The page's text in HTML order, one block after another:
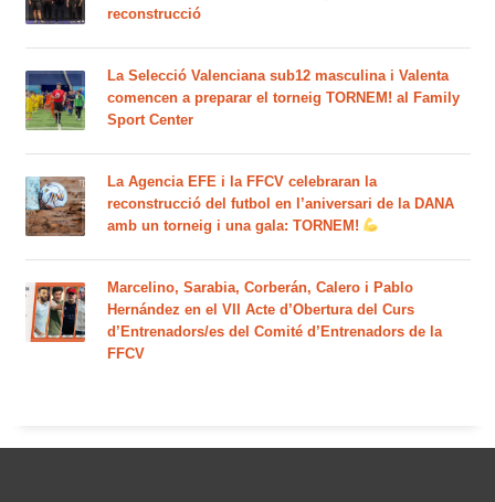
reconstrucció
La Selecció Valenciana sub12 masculina i Valenta
comencen a preparar el torneig TORNEM! al Family
Sport Center
La Agencia EFE i la FFCV celebraran la
reconstrucció del futbol en l’aniversari de la DANA
amb un torneig i una gala: TORNEM!
Marcelino, Sarabia, Corberán, Calero i Pablo
Hernández en el VII Acte d’Obertura del Curs
d’Entrenadors/es del Comité d’Entrenadors de la
FFCV